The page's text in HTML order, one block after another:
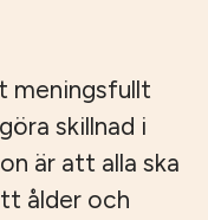
meningsfullt
skillnad i
är att alla ska
ålder och